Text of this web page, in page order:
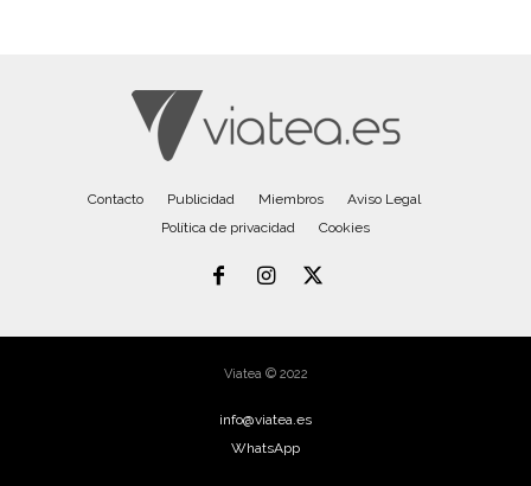
Contacto Publicidad Miembros
Aviso Legal
Política de privacidad
Cookies
Viatea © 2022
info@viatea.es
WhatsApp